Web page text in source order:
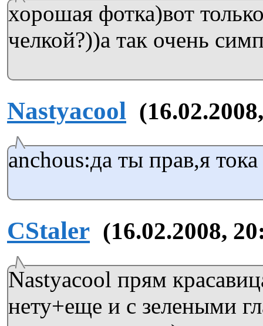
хорошая фотка)вот
челкой?))а так очень
Nastyacool
anchous:да ты прав,я
CStaler (16.02.2008,
Nastyacool прям
нету+еще и с зелеными